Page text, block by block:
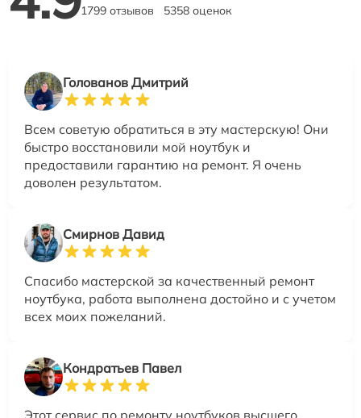
1799 отзывов 5358 оценок
Голованов Дмитрий
Всем советую обратиться в эту мастерскую! Они
быстро восстановили мой ноутбук и
предоставили гарантию на ремонт. Я очень
доволен результатом.
Смирнов Давид
Спасибо мастерской за качественный ремонт
ноутбука, работа выполнена достойно и с учетом
всех моих пожеланий.
Кондратьев Павел
Этот сервис по ремонту ноутбуков высшего